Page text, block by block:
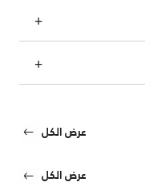
عرض الكل
عرض الكل